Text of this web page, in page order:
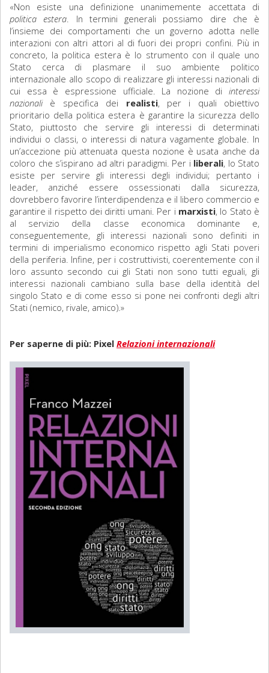
«Non esiste una definizione unanimemente accettata di
politica estera. In termini generali possiamo dire che è
l’insieme dei comportamenti che un governo adotta nelle
interazioni con altri attori al di fuori dei propri confini. Più in
concreto, la politica estera è lo strumento con il quale uno
Stato cerca di plasmare il suo ambiente politico
internazionale allo scopo di realizzare gli interessi nazionali di
cui essa è espressione ufficiale. La nozione di interessi
nazionali è specifica dei realisti, per i quali obiettivo
prioritario della politica estera è garantire la sicurezza dello
Stato, piuttosto che servire gli interessi di determinati
individui o classi, o interessi di natura vagamente globale. In
un’accezione più attenuata questa nozione è usata anche da
coloro che s’ispirano ad altri paradigmi. Per i liberali, lo Stato
esiste per servire gli interessi degli individui; pertanto i
leader, anziché essere ossessionati dalla sicurezza,
dovrebbero favorire l’interdipendenza e il libero commercio e
garantire il rispetto dei diritti umani. Per i marxisti, lo Stato è
al servizio della classe economica dominante e,
conseguentemente, gli interessi nazionali sono definiti in
termini di imperialismo economico rispetto agli Stati poveri
della periferia. Infine, per i costruttivisti, coerentemente con il
loro assunto secondo cui gli Stati non sono tutti eguali, gli
interessi nazionali cambiano sulla base della identità del
singolo Stato e di come esso si pone nei confronti degli altri
Stati (nemico, rivale, amico).»
Per saperne di più: Pixel Relazioni internazionali